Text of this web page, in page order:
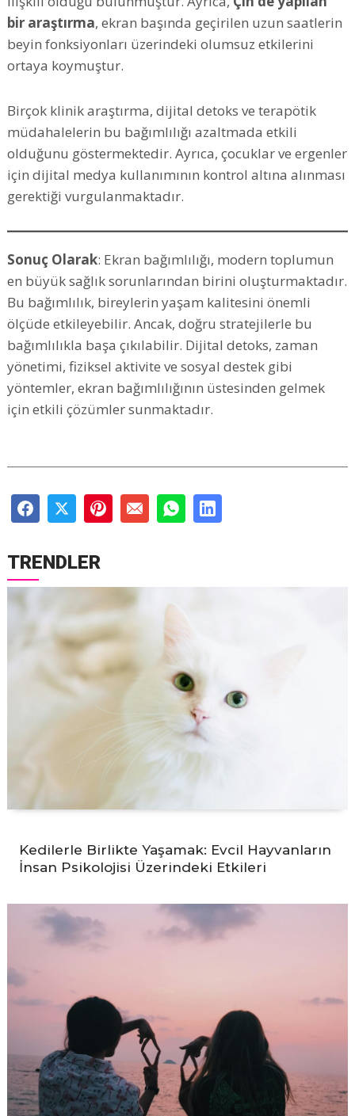
bir araştırma, ekran başında geçirilen uzun saatlerin
beyin fonksiyonları üzerindeki olumsuz etkilerini
ortaya koymuştur.
Birçok klinik araştırma, dijital detoks ve terapötik
müdahalelerin bu bağımlılığı azaltmada etkili
olduğunu göstermektedir. Ayrıca, çocuklar ve ergenler
için dijital medya kullanımının kontrol altına alınması
gerektiği vurgulanmaktadır.
Sonuç Olarak: Ekran bağımlılığı, modern toplumun
en büyük sağlık sorunlarından birini oluşturmaktadır.
Bu bağımlılık, bireylerin yaşam kalitesini önemli
ölçüde etkileyebilir. Ancak, doğru stratejilerle bu
bağımlılıkla başa çıkılabilir. Dijital detoks, zaman
yönetimi, fiziksel aktivite ve sosyal destek gibi
yöntemler, ekran bağımlılığının üstesinden gelmek
için etkili çözümler sunmaktadır.
TRENDLER
Kedilerle Birlikte Yaşamak: Evcil Hayvanların
İnsan Psikolojisi Üzerindeki Etkileri